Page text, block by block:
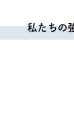
私たちの